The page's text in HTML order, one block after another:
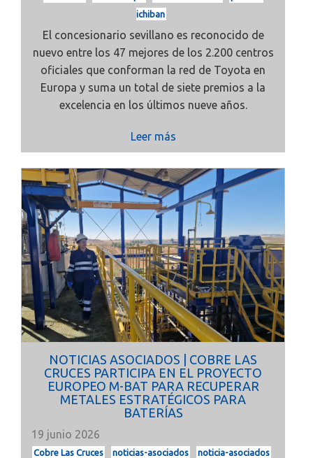
ichiban
El concesionario sevillano es reconocido de
nuevo entre los 47 mejores de los 2.200 centros
oficiales que conforman la red de Toyota en
Europa y suma un total de siete premios a la
excelencia en los últimos nueve años.
Leer más
NOTICIAS ASOCIADOS | COBRE LAS
CRUCES PARTICIPA EN EL PROYECTO
EUROPEO M-BAT PARA RECUPERAR
METALES ESTRATÉGICOS PARA
BATERÍAS
19 junio 2026
Cobre Las Cruces noticias-asociados
noticia-asociados